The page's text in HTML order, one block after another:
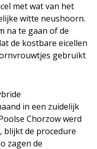
met wat van het
witte neushoorn.
na te gaan of de
de kostbare eicellen
gebruikt
in een zuidelijk
Chorzow werd
blijkt de procedure
zagen de